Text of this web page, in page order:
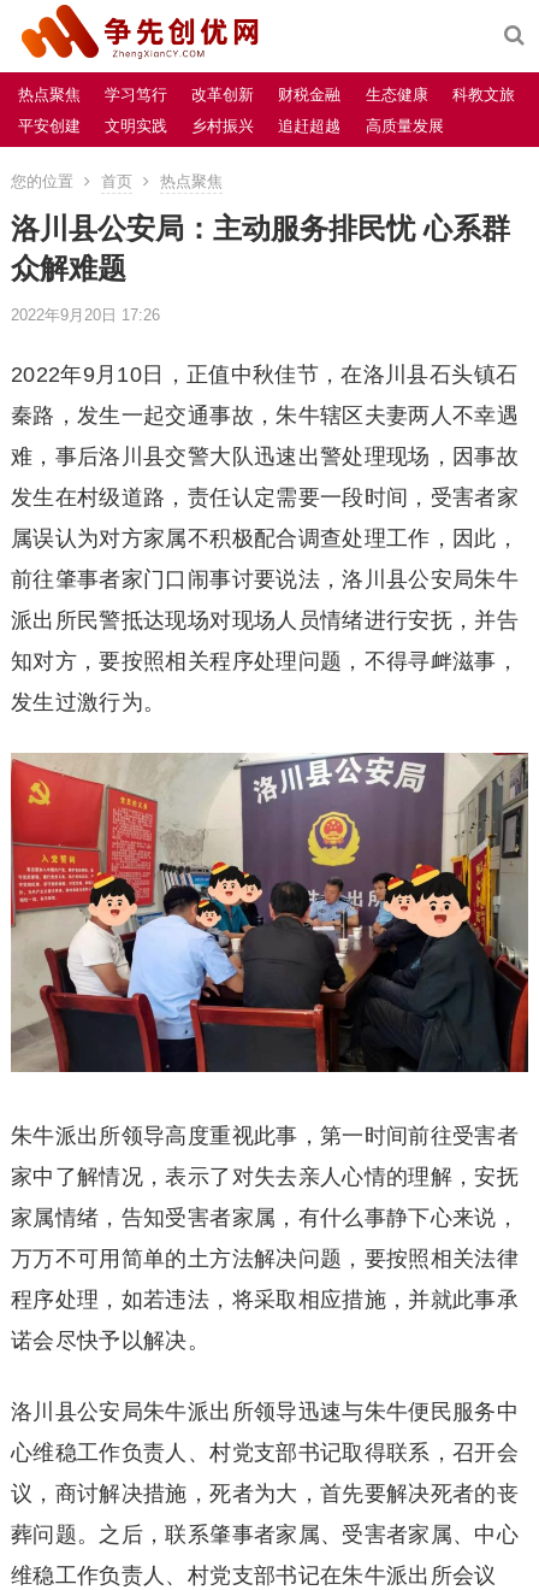
热点聚焦 学习笃行 改革创新 财税金融 生态健康
科教文旅
平安创建
文明实践 乡村振兴 追赶超越 高质量发展
您的位置 首页 热点聚焦
洛川县公安局：主动服务排民忧 心系群
众解难题
2022年9月20日 17:26
2022年9月10日，正值中秋佳节，在洛川县石头镇石
秦路，发生一起交通事故，朱牛辖区夫妻两人不幸遇
难，事后洛川县交警大队迅速出警处理现场，因事故
发生在村级道路，责任认定需要一段时间，受害者家
属误认为对方家属不积极配合调查处理工作，因此，
前往肇事者家门口闹事讨要说法，洛川县公安局朱牛
派出所民警抵达现场对现场人员情绪进行安抚，并告
知对方，要按照相关程序处理问题，不得寻衅滋事，
发生过激行为。
朱牛派出所领导高度重视此事，第一时间前往受害者
家中了解情况，表示了对失去亲人心情的理解，安抚
家属情绪，告知受害者家属，有什么事静下心来说，
万万不可用简单的土方法解决问题，要按照相关法律
程序处理，如若违法，将采取相应措施，并就此事承
诺会尽快予以解决。
洛川县公安局朱牛派出所领导迅速与朱牛便民服务中
心维稳工作负责人、村党支部书记取得联系，召开会
议，商讨解决措施，死者为大，首先要解决死者的丧
葬问题。之后，联系肇事者家属、受害者家属、中心
维稳工作负责人、村党支部书记在朱牛派出所会议